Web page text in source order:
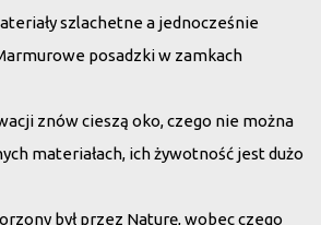
szlachetne a jednocześnie
posadzki w zamkach
znów cieszą oko, czego nie można
materiałach, ich żywotność jest dużo
był przez Naturę, wobec czego